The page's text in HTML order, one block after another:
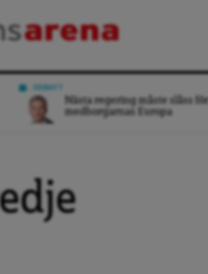
Nästa regering måste slåss för
medborgarnas Europa